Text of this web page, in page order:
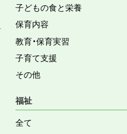
子どもの食と栄養
保育内容
教育・保育実習
子育て支援
その他
福祉
全て